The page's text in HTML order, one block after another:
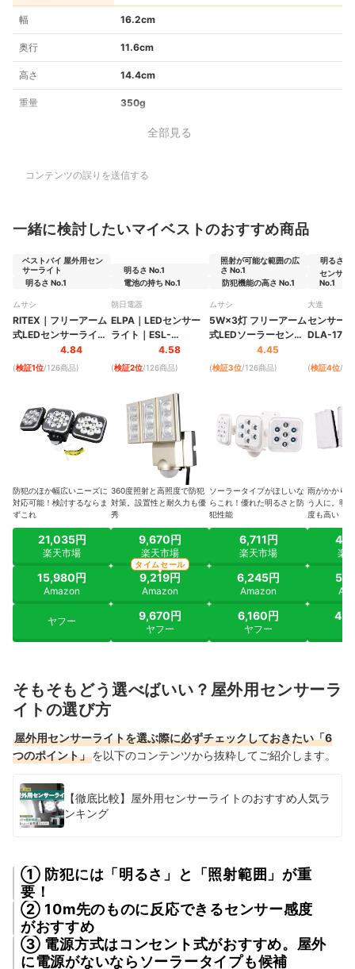
幅 16.2cm
奥行 11.6cm
高さ 14.4cm
重量 350g
全部見る
コンテンツの誤りを送信する
一緒に検討したいマイベストのおすすめ商品
ベストバイ 屋外用セン
サーライト
明るさ No.1
ムサシ
RITEX ｜ フリーアーム
式LEDセンサーライト
LED-AC3036
4.84
(検証1位/126商品)
防犯のほか幅広いニーズに
対応可能！検討するならま
ずこれ
21,035円
楽天市場
15,980円
Amazon
ヤフー
明るさ No.1
電池の持ち No.1
朝日電器
ELPA ｜ LEDセンサー
ライト ｜ ESL-
ST1203AC4.58
(検証2位/126商品)
360度照射と高照度で防犯
対策。設置性と耐久力も優
秀
9,670円
楽天市場
9,219円
Amazon
タイムセール
9,670円
ヤフー
照射が可能な範囲の広
さ No.1
防犯機能の高さ No.1
ムサシ
5W×3灯 フリーアーム
式LEDソーラーセンサ
S-330L
4.45
(検証3位/126商品)
ソーラータイプがほしいな
らこれ！優れた明るさと防
犯性能
6,711円
楽天市場
6,245円
Amazon
6,160円
ヤフー
明るさ
センサー
No.1
大進
センサー
DLA-
(検証4位/
雨がかかり
う人に。明
度も高い
楽
そもそもどう選べばいい？屋外用センサーラ
イトの選び方
屋外用センサーライトを選ぶ際に必ずチェックしておきたい「6
つのポイント」を以下のコンテンツから抜粋してご紹介します。
【徹底比較】屋外用センサーライトのおすすめ人気ラ
ンキング
① 防犯には「明るさ」と「照射範囲」が重
要！
② 10m先のものに反応できるセンサー感度
がおすすめ
③ 電源方式はコンセント式がおすすめ。屋外
に電源がないならソーラータイプも候補